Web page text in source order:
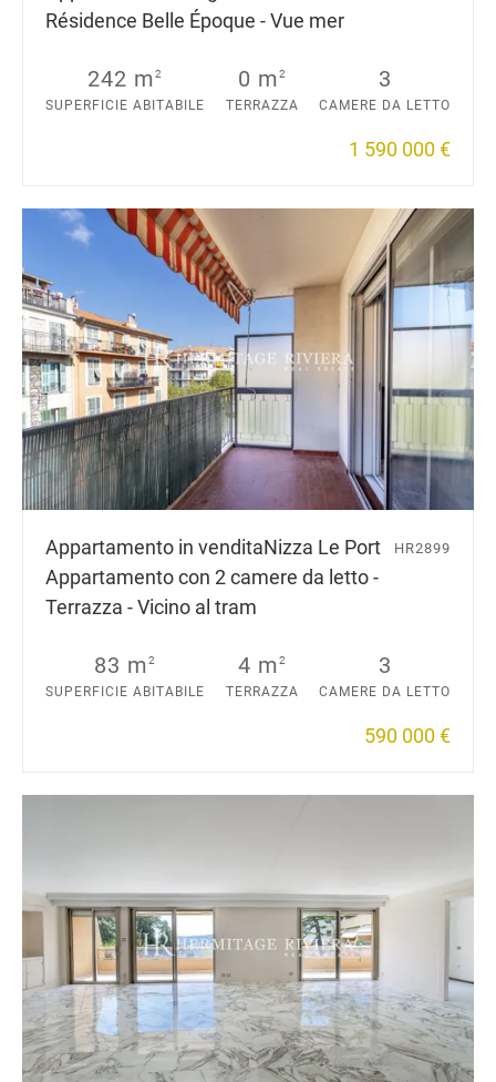
Résidence Belle Époque - Vue mer
242 m2
SUPERFICIE ABITABILE
0 m2
TERRAZZA
3
CAMERE DA LETTO
1 590 000 €
Appartamento in venditaNizza Le Port
Appartamento con 2 camere da letto -
Terrazza - Vicino al tram
HR2899
83 m2
SUPERFICIE ABITABILE
4 m2
TERRAZZA
3
CAMERE DA LETTO
590 000 €